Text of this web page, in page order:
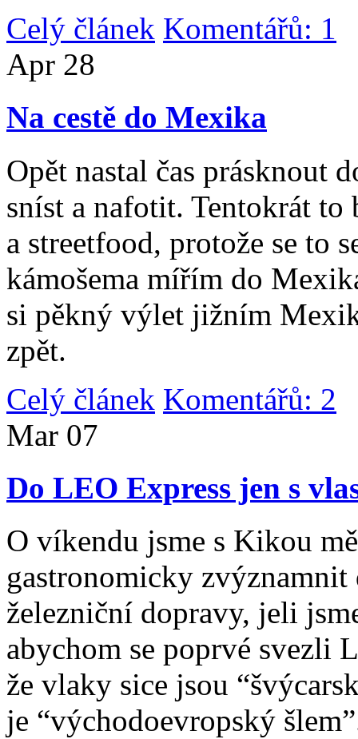
Celý článek Komentářů: 1
Apr 28
Na cestě do Mexika
Opět nastal čas prásknout
sníst a nafotit. Tentokrát
a streetfood, protože se to
kámošema mířím do
si pěkný výlet jižním
zpět.
Celý článek Komentářů: 2
Mar 07
Do LEO Express jen s
O víkendu jsme s Kikou
gastronomicky
železniční dopravy, jeli
abychom se poprvé svezli
že vlaky sice jsou
je “východoevropský